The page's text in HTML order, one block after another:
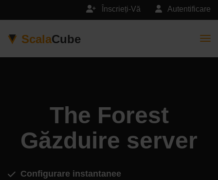
Autentificare
Înscrieți-Vă
ScalaCube
The Forest
Găzduire server
Configurare instantanee